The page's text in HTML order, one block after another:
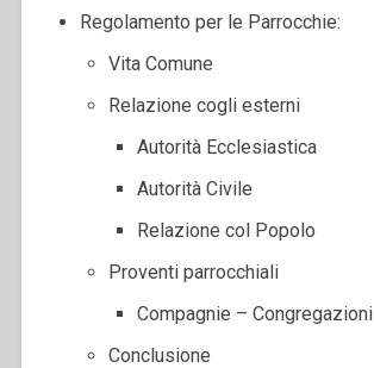
Regolamento per le Parrocchie:
Vita Comune
Relazione cogli esterni
Autorità Ecclesiastica
Autorità Civile
Relazione col Popolo
Proventi parrocchiali
Compagnie – Congregazioni
Conclusione